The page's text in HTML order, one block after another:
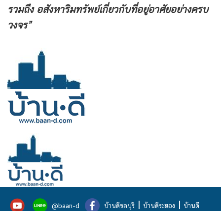
รวมถึง อสังหาริมทรัพย์เกี่ยวกับที่อยู่อาศัยอย่างครบ
วงจร”
@baan-d บ้านดีชลบุรี | บ้านดีระยอง | บ้านดี